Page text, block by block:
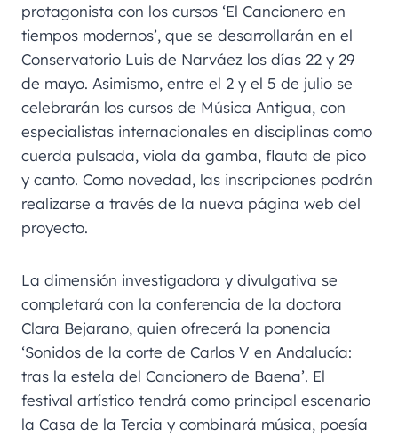
protagonista con los cursos ‘El Cancionero en
tiempos modernos’, que se desarrollarán en el
Conservatorio Luis de Narváez los días 22 y 29
de mayo. Asimismo, entre el 2 y el 5 de julio se
celebrarán los cursos de Música Antigua, con
especialistas internacionales en disciplinas como
cuerda pulsada, viola da gamba, flauta de pico
y canto. Como novedad, las inscripciones podrán
realizarse a través de la nueva página web del
proyecto.
La dimensión investigadora y divulgativa se
completará con la conferencia de la doctora
Clara Bejarano, quien ofrecerá la ponencia
‘Sonidos de la corte de Carlos V en Andalucía:
tras la estela del Cancionero de Baena’. El
festival artístico tendrá como principal escenario
la Casa de la Tercia y combinará música, poesía